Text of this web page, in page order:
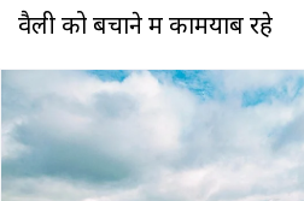
वैली को बचाने में कामयाब रहे